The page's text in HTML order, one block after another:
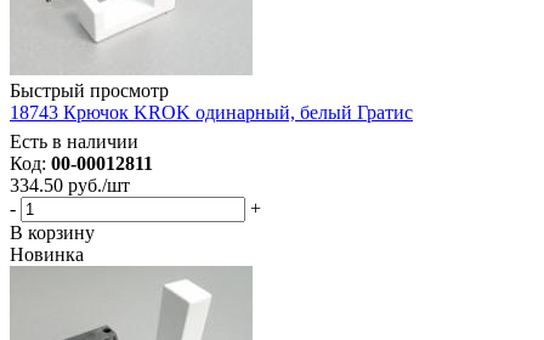
Быстрый просмотр
18743 Крючок KROK одинарный, белый Гратис
Есть в наличии
Код: 00-00012811
334.50 руб./шт
-
+
В корзину
Новинка